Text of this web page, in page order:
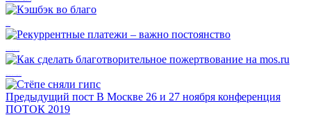
Предыдущий пост В Москве 26 и 27 ноября конференция
ПОТОК 2019